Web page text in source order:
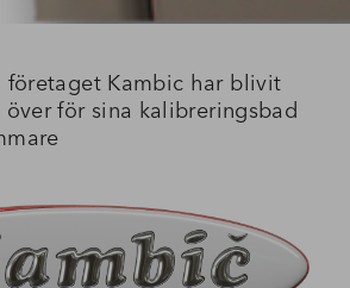
företaget Kambic har blivit
över för sina kalibreringsbad